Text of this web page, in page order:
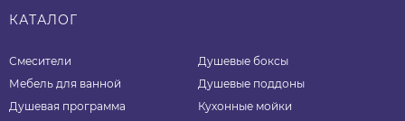
КАТАЛОГ
Смесители
Мебель для ванной
Душевая программа
Душевые боксы
Душевые поддоны
Кухонные мойки